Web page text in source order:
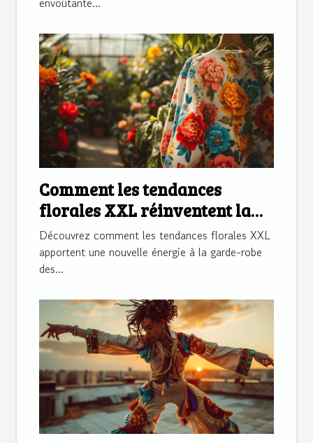
Comment les tendances
florales XXL réinventent la
garde-robe des
quinquagénaires ?
Découvrez comment les tendances florales XXL
apportent une nouvelle énergie à la garde-robe
des...